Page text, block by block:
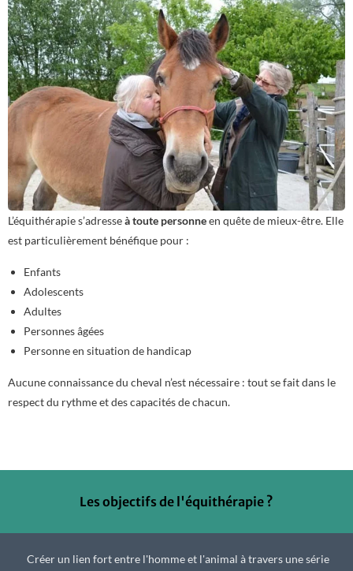
L’équithérapie s’adresseà toute personneen quête de mieux-être. Elle
est particulièrement bénéfique pour :
Enfants
Adolescents
Adultes
Personnes âgées
Personne en situation de handicap
Aucune connaissance du cheval n’est nécessaire : tout se fait dans le
respect du rythme et des capacités de chacun.
Les objectifs de l'équithérapie ?
Créer un lien fort entre l'homme et l'animal à travers une série